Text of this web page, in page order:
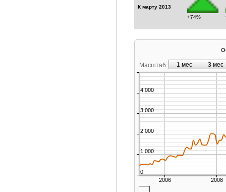
К марту 2013
+74%
Масштаб
2006 2008
0
1 000
2 000
3 000
4 000
1 мес 3 мес